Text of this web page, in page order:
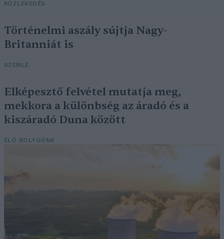
KÖZLEKEDÉS
Történelmi aszály sújtja Nagy-
Britanniát is
SZEMLE
Elképesztő felvétel mutatja meg,
mekkora a különbség az áradó és a
kiszáradó Duna között
ÉLŐ BOLYGÓNK